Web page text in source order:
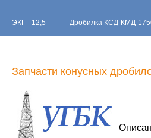
ЭКГ - 12,5 Дробилка КСД-КМД-
Запчасти конусных